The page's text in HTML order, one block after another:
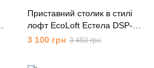
Приставний столик в стилі
лофт EcoLoft Естела DSP-
1066
3 100 грн 3 450 грн